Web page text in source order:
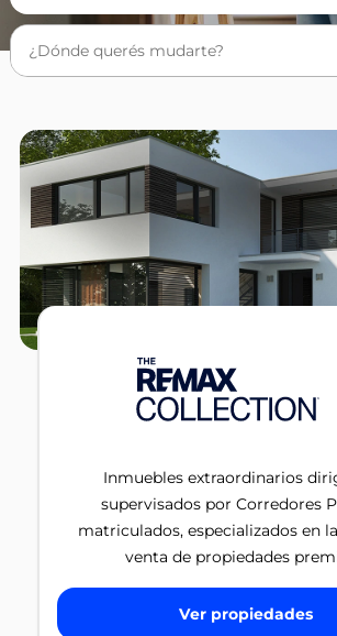
Inmuebles extraordinarios
supervisados por Corredores
matriculados, especializados en
venta de propiedades
Ver propiedades